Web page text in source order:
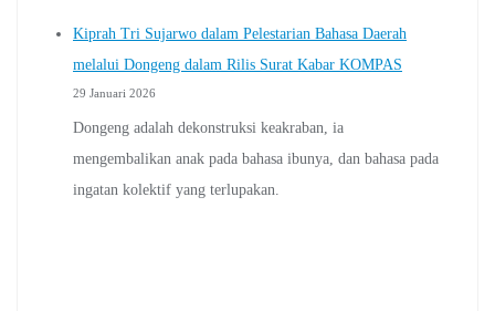
Kiprah Tri Sujarwo dalam Pelestarian Bahasa Daerah
melalui Dongeng dalam Rilis Surat Kabar KOMPAS
29 Januari 2026
Dongeng adalah dekonstruksi keakraban, ia
mengembalikan anak pada bahasa ibunya, dan bahasa pada
ingatan kolektif yang terlupakan.